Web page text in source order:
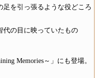
を引っ張るような役どころ
代の目に映っていたもの
Memories～」にも登場。